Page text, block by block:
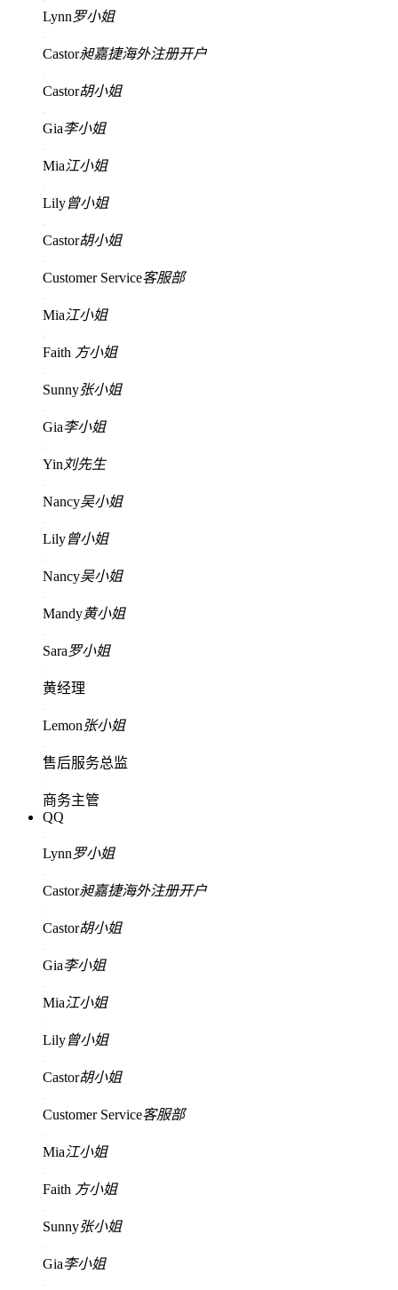
Lynn罗小姐
Castor昶嘉捷海外注册开户
Castor胡小姐
Gia李小姐
Mia江小姐
Lily曾小姐
Castor胡小姐
Customer Service客服部
Mia江小姐
Faith 方小姐
Sunny张小姐
Gia李小姐
Yin 刘先生
Nancy吴小姐
Lily曾小姐
Nancy吴小姐
Mandy黄小姐
Sara罗小姐
黄经理
Lemon张小姐
售后服务总监
商务主管
QQ
Lynn罗小姐
Castor昶嘉捷海外注册开户
Castor胡小姐
Gia李小姐
Mia江小姐
Lily曾小姐
Castor胡小姐
Customer Service客服部
Mia江小姐
Faith 方小姐
Sunny张小姐
Gia李小姐